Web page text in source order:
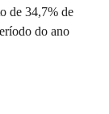
de 34,7% de
do ano